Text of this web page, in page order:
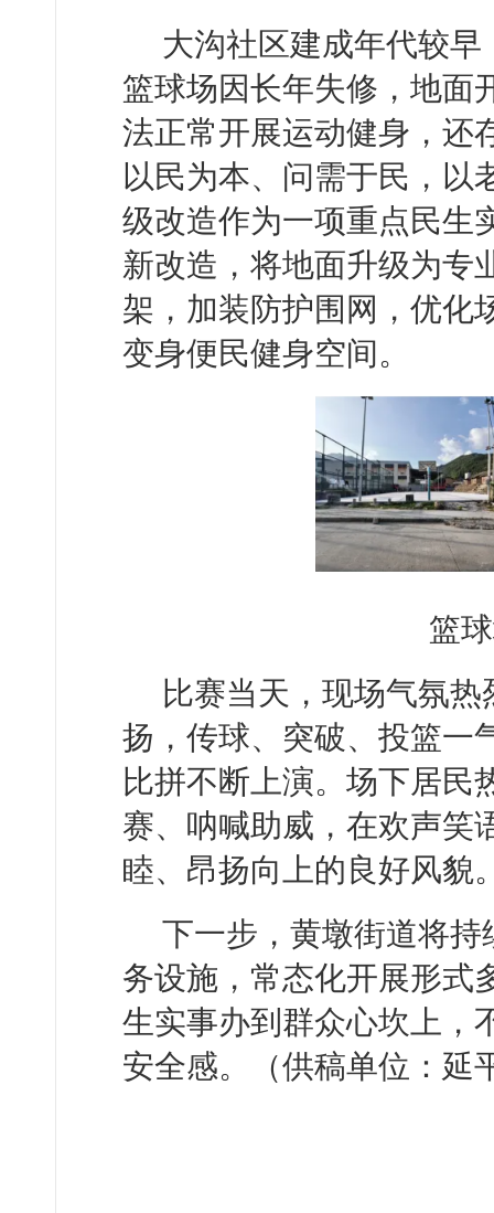
大沟社区建成年代较
篮球场因长年失修，地面
法正常开展运动健身，还
以民为本、问需于民，以
级改造作为一项重点民生
新改造，将地面升级为专
架，加装防护围网，优化
变身便民健身空间。
篮
比赛当天，现场气氛
扬，传球、突破、投篮一
比拼不断上演。场下居民
赛、呐喊助威，在欢声笑
睦、昂扬向上的良好风貌
下一步，黄墩街道将
务设施，常态化开展形式
生实事办到群众心坎上，
安全感。（供稿单位：延